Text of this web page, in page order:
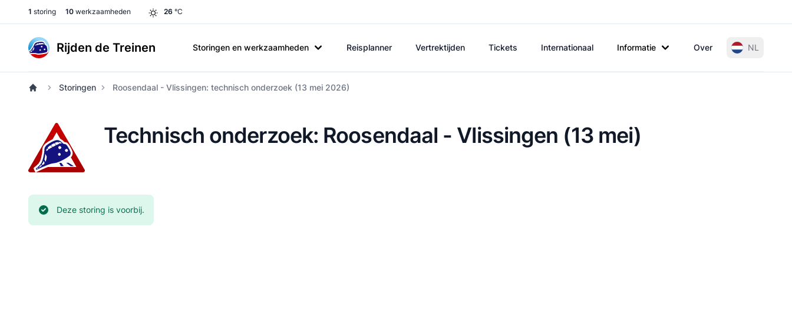
1 storing 10 werkzaamheden 26 °C
Rijden de Treinen Storingen en werkzaamheden Reisplanner Vertrektijden Tickets Internationaal Informatie Over NL
Storingen Roosendaal - Vlissingen: technisch onderzoek (13 mei 2026)
Technisch onderzoek: Roosendaal - Vlissingen (13 mei)
Huidige status:
Deze storing is voorbij.